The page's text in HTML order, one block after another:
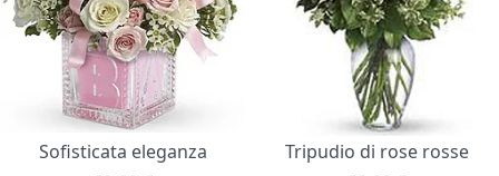
Sofisticata eleganza
Tripudio di rose rosse